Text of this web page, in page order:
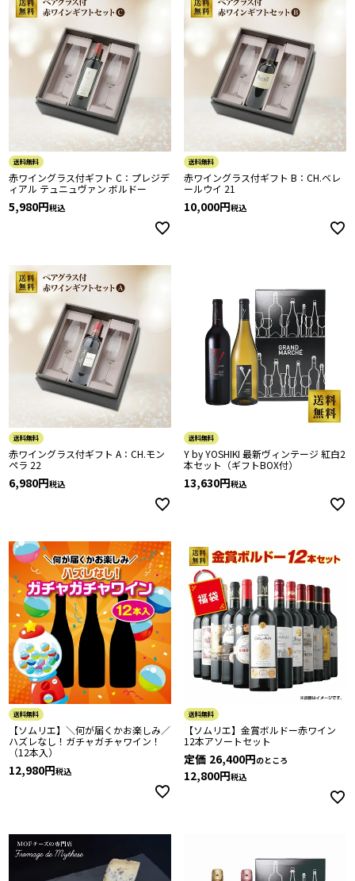
送料無料
赤ワイングラス付ギフト C：プレジデ
ィアル テュニュヴァン ボルドー
5,980 税込
送料無料
赤ワイングラス付ギフト B：CH.ベレ
ールウイ 21
10,000 税込
送料無料
赤ワイングラス付ギフト A：CH.モン
ペラ 22
6,980 税込
送料無料
Y by YOSHIKI 最新ヴィンテージ 紅白2
本セット（ギフトBOX付）
13,630 税込
送料無料
【ソムリエ】＼何が届くかお楽しみ／
ハズレなし！ガチャガチャワイン！
（12本入）
12,980 税込
送料無料
【ソムリエ】金賞ボルドー赤ワイン
12本アソートセット
定価 26,400 のところ
12,800 税込